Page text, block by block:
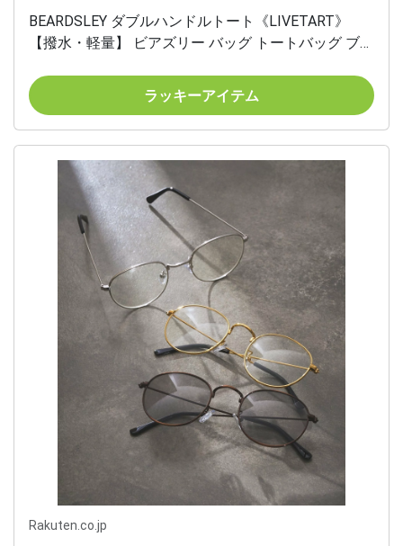
BEARDSLEY ダブルハンドルトート《LIVETART》
【撥水・軽量】 ビアズリー バッグ トートバッグ ブラ
ラッキーアイテム
Rakuten.co.jp